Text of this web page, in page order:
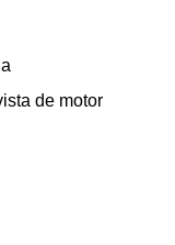
de motor